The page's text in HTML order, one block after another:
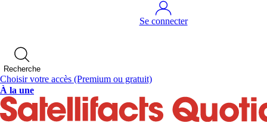
Se connecter
Recherche
Choisir votre accès (Premium ou gratuit)
À la une